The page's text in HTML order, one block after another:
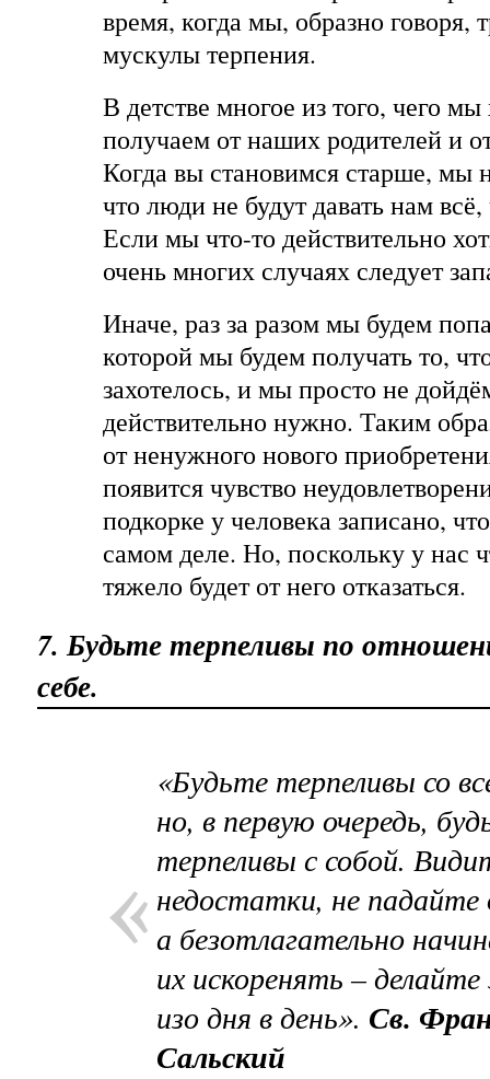
время, когда мы, образно говоря,
мускулы терпения.
В детстве многое из того, чего
получаем от наших родителей и
Когда вы становимся старше, мы
что люди не будут давать нам
Если мы что-то действительно
очень многих случаях следует
Иначе, раз за разом мы будем
которой мы будем получать то,
захотелось, и мы просто не
действительно нужно. Таким
от ненужного нового
появится чувство
подкорке у человека записано,
самом деле. Но, поскольку у нас
тяжело будет от него отказаться.
7. Будьте терпеливы по
себе.
«Будьте терпеливы со
но, в первую очередь,
терпеливы с собой.
недостатки, не падайте
а безотлагательно
их искоренять –
изо дня в день». Св.
Сальский